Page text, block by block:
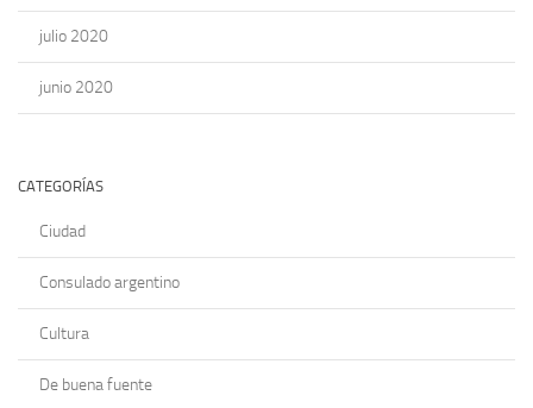
julio 2020
junio 2020
CATEGORÍAS
Ciudad
Consulado argentino
Cultura
De buena fuente